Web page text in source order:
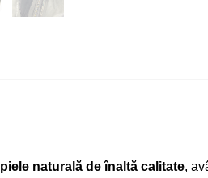
piele naturală de înaltă calitate,